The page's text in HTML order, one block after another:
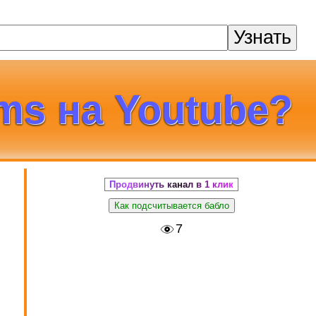
Узнать
на Youtube?
Продвинуть канал в 1 клик
Как подсчитывается бабло
7